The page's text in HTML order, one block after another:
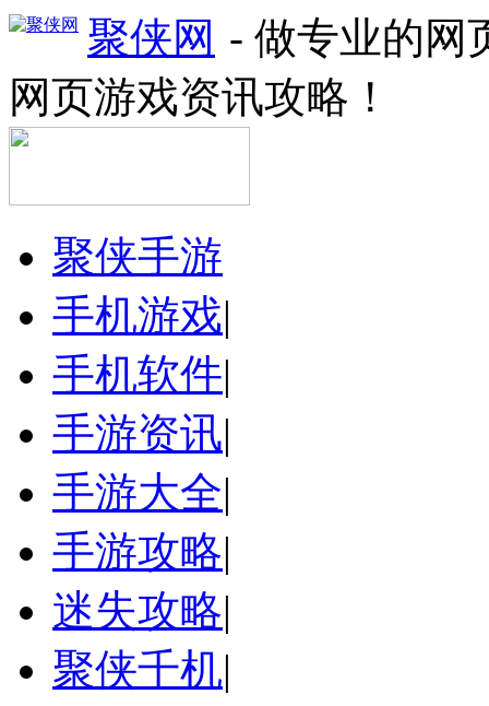
聚侠网 - 做专业的网
网页游戏资讯攻略！
聚侠手游
手机游戏|
手机软件|
手游资讯|
手游大全|
手游攻略|
迷失攻略|
聚侠千机|